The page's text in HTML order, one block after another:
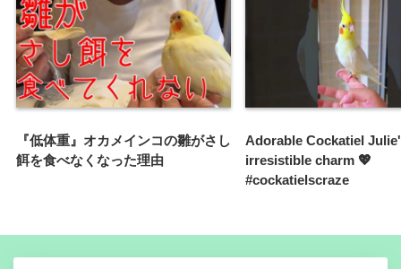
『低体重』オカメインコの雛がさし
餌を食べなくなった理由
Adorable Cockatiel
irresistible charm 💖
#cockatielscraze